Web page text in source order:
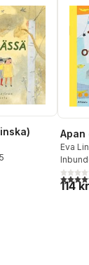
Apan
Eva
5,0
114 kr